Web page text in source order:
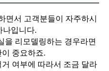
면서 고객분들이 자주하시
나입니다.
을 리모델링하는 경우라면
중요하죠.
여부에 따라서 조금 달라